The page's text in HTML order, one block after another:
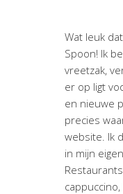
Wat leuk
Spoon! Ik
vreetzak,
er op ligt
en nieuwe
precies
website. Ik
in mijn